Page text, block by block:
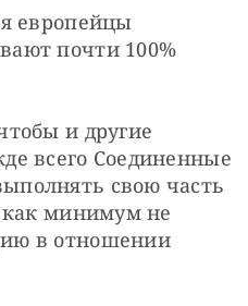
европейцы
почти 100%
и другие
всего Соединенные
свою часть
как минимум не
в отношении